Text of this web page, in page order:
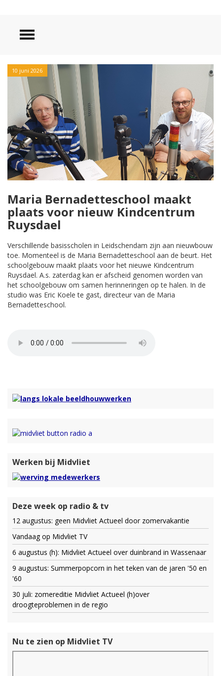
10 juni 2026
Maria Bernadetteschool maakt
plaats voor nieuw Kindcentrum
Ruysdael
Verschillende basisscholen in Leidschendam zijn aan nieuwbouw
toe. Momenteel is de Maria Bernadetteschool aan de beurt. Het
schoolgebouw maakt plaats voor het nieuwe Kindcentrum
Ruysdael. A.s. zaterdag kan er afscheid genomen worden van
het schoolgebouw om samen herinneringen op te halen. In de
studio was Eric Koele te gast, directeur van de Maria
Bernadetteschool.
Werken bij Midvliet
Deze week op radio & tv
12 augustus: geen Midvliet Actueel door zomervakantie
Vandaag op Midvliet TV
6 augustus (h): Midvliet Actueel over duinbrand in Wassenaar
9 augustus: Summerpopcorn in het teken van de jaren '50 en
'60
30 juli: zomereditie Midvliet Actueel (h)over
droogteproblemen in de regio
Nu te zien op Midvliet TV